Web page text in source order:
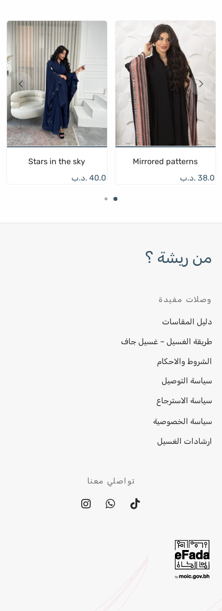
Mirrored patterns
38.0 .د.ب
Stars in the sky
40.0 .د.ب
من ريشة ؟
وصلات مفيدة
دليل المقاسات
طريقة الغسيل – غسيل جاف
الشروط والاحكام
سياسة التوصيل
سياسة الاسترجاع
سياسة الخصوصية
ارشادات الغسيل
تواصلي معنا